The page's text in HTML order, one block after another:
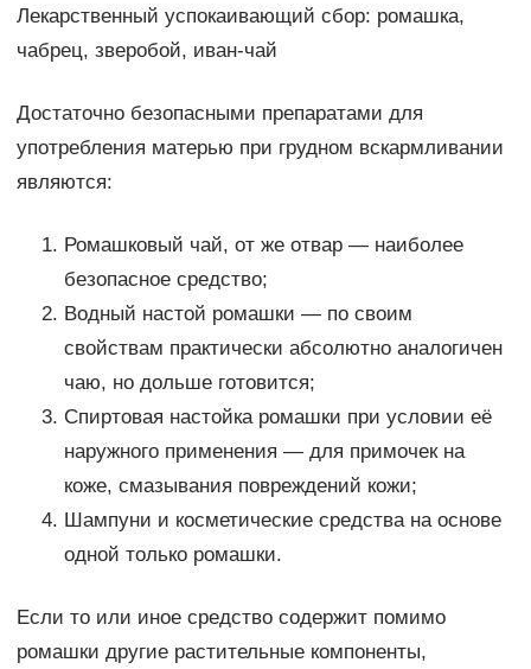
Лекарственный успокаивающий сбор: ромашка,
чабрец, зверобой, иван-чай
Достаточно безопасными препаратами для
употребления матерью при грудном вскармливании
являются:
Ромашковый чай, от же отвар — наиболее
безопасное средство;
Водный настой ромашки — по своим
свойствам практически абсолютно аналогичен
чаю, но дольше готовится;
Спиртовая настойка ромашки при условии её
наружного применения — для примочек на
коже, смазывания повреждений кожи;
Шампуни и косметические средства на основе
одной только ромашки.
Если то или иное средство содержит помимо
ромашки другие растительные компоненты,